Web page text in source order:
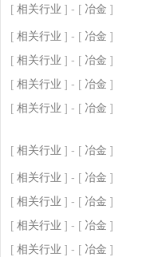
[ 相关行业 ] - [ 冶金 ]
[ 相关行业 ] - [ 冶金 ]
[ 相关行业 ] - [ 冶金 ]
[ 相关行业 ] - [ 冶金 ]
[ 相关行业 ] - [ 冶金 ]
[ 相关行业 ] - [ 冶金 ]
[ 相关行业 ] - [ 冶金 ]
[ 相关行业 ] - [ 冶金 ]
[ 相关行业 ] - [ 冶金 ]
[ 相关行业 ] - [ 冶金 ]